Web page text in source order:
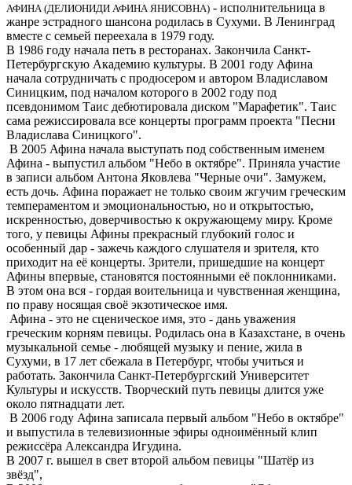
АФИНА (ДЕЛИОНИДИ АФИНА ЯНИСОВНА) - исполнительница в
жанре эстрадного шансона родилась в Сухуми. В Ленинград
вместе с семьей переехала в 1979 году.
В 1986 году начала петь в ресторанах. Закончила Санкт-
Петербургскую Академию культуры. В 2001 году Афина
начала сотрудничать с продюсером и автором Владиславом
Синицким, под началом которого в 2002 году под
псевдонимом Таис дебютировала диском "Марафетик". Таис
сама режиссировала все концерты программ проекта "Песни
Владислава Синицкого".
В 2005 Афина начала выступать под собственным именем
Афина - выпустил альбом "Небо в октябре". Приняла участие
в записи альбом Антона Яковлева "Черные очи". Замужем,
есть дочь. Афина поражает не только своим жгучим греческим
темпераментом и эмоциональностью, но и открытостью,
искренностью, доверчивостью к окружающему миру. Кроме
того, у певицы Афины прекрасный глубокий голос и
особенный дар - зажечь каждого слушателя и зрителя, кто
приходит на её концерты. Зрители, пришедшие на концерт
Афины впервые, становятся постоянными её поклонниками.
В этом она вся - гордая воительница и чувственная женщина,
по праву носящая своё экзотическое имя.
Афина - это не сценическое имя, это - дань уважения
греческим корням певицы. Родилась она в Казахстане, в очень
музыкальной семье - любящей музыку и пение, жила в
Сухуми, в 17 лет сбежала в Петербург, чтобы учиться и
работать. Закончила Санкт-Петербургский Университет
Культуры и искусств. Творческий путь певицы длится уже
около пятнадцати лет.
В 2006 году Афина записала первый альбом "Небо в октябре"
и выпустила в телевизионные эфиры одноимённый клип
режиссёра Александра Игудина.
В 2007 г. вышел в свет второй альбом певицы "Шатёр из
звёзд",